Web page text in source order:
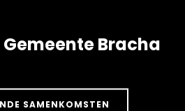
Bracha
SAMENKOMSTEN